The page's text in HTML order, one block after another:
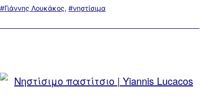
ΜεΓιάννης Λουκάκος, νηστίσιμα